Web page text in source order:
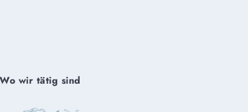
Wo wir tätig sind